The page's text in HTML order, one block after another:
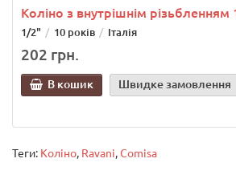
Коліно з внутрішнім
1/2" 10 років Італія
202 грн.
В кошик Швидке замовлення
Теги: Коліно, Ravani,Comisa